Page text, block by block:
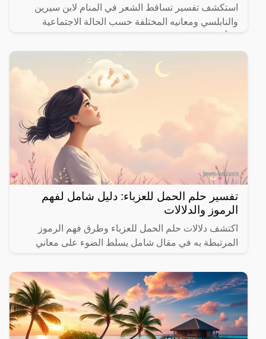
استكشف تفسير تساقط الشعر في المنام لابن سيرين
والنابلسي ومعانيه المختلفة حسب الحالة الاجتماعية
تفسير حلم الحمل للعزباء: دليل شامل لفهم
الرموز والدلالات
اكتشف دلالات حلم الحمل للعزباء وطرق فهم الرموز
المرتبطة به في مقال شامل يسلط الضوء على معاني